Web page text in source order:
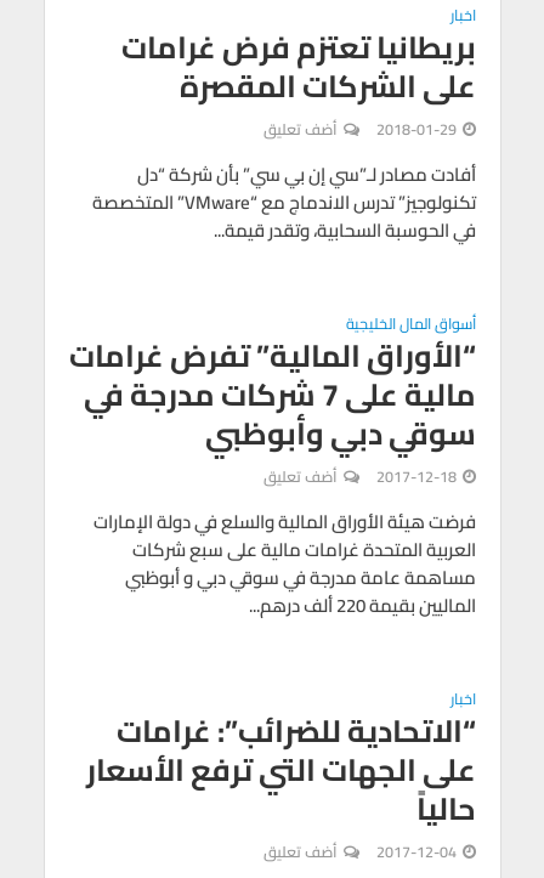
اخبار
بريطانيا تعتزم فرض غرامات
على الشركات المقصرة
2018-01-29 أضف تعليق
أفادت مصادر لـ”سي إن بي سي” بأن شركة “دل
تكنولوجيز” تدرس الاندماج مع “VMware” المتخصصة
في الحوسبة السحابية، وتقدر قيمة...
أسواق المال الخليجية
“الأوراق المالية” تفرض غرامات
مالية على 7 شركات مدرجة في
سوقي دبي وأبوظبي
2017-12-18 أضف تعليق
فرضت هيئة الأوراق المالية والسلع في دولة الإمارات
العربية المتحدة غرامات مالية على سبع شركات
مساهمة عامة مدرجة في سوقي دبي و أبوظبي
الماليين بقيمة 220 ألف درهم...
اخبار
“الاتحادية للضرائب”: غرامات
على الجهات التي ترفع الأسعار
حالياً
2017-12-04 أضف تعليق